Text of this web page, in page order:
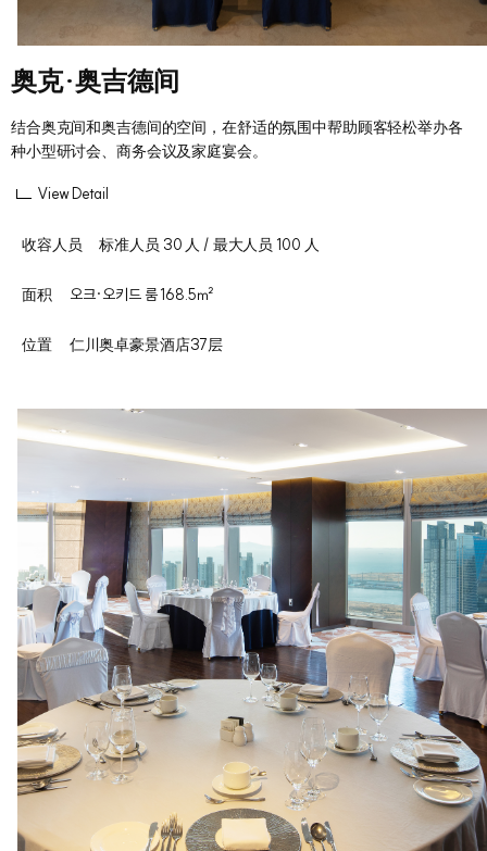
奥克·奥吉德间
结合奥克间和奥吉德间的空间，在舒适的氛围中帮助顾客轻松举办各
种小型研讨会、商务会议及家庭宴会。
View Detail
收容人员 标准人员 30 人 / 最大人员 100 人
面积 오크·오키드 룸 168.5㎡
位置 仁川奥卓豪景酒店37层